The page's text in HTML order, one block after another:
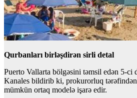
Qurbanları birləşdirən sirli detal
Puerto Vallarta bölgəsini təmsil edən 5-ci
Kanales bildirib ki, prokurorluq
mümkün ortaq modelə işarə edir.